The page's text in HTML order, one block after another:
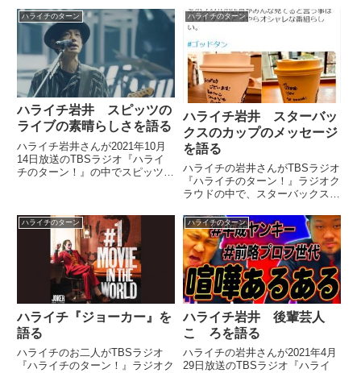
ルギーが発送した話をしていまし
た。
渡邊雄太選手と会った際に「『ハ
ライチのターン！』をいつも聞い
てます」と言われた話をしていま
した。
ハライチのターン
ハライチ岩井 スピッツの
ライブの素晴らしさを語る
ハライチ岩井さんが2021年10月
14日放送のTBSラジオ『ハライ
チのターン！』の中でスピッツの
MOVIE』を映画館に見に行った
ことをトーク。スピッツのライブ
の素晴らしさについて話していま
ハライチのターン
ハライチ岩井 スターバッ
クスのカップのメッセージ
を語る
ハライチの岩井さんがTBSラジオ
『ハライチのターン！』ラジオク
ラウドの中で、スターバックスの
てくれるメッセージについて話し
ていました。
ハライチのターン
ハライチ『ジョーカー』を
語る
ハライチのお二人がTBSラジオ
『ハライチのターン！』ラジオク
ハライチのターン
ハライチ岩井 後輩芸人
こゝろを語る
ハライチの岩井さんが2021年4月
29日放送のTBSラジオ『ハライ